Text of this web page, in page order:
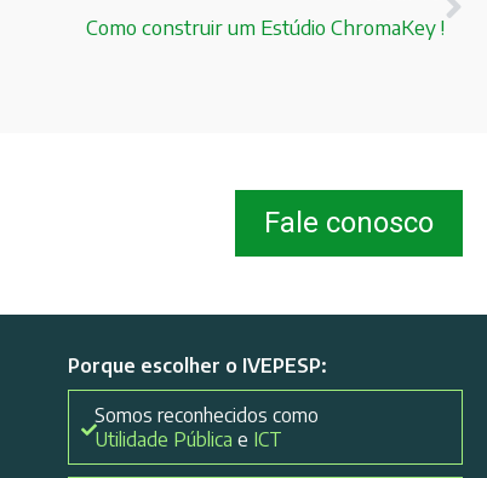
Como construir um Estúdio ChromaKey !
Fale conosco
Porque escolher o IVEPESP:
Somos reconhecidos como
Utilidade Pública e ICT